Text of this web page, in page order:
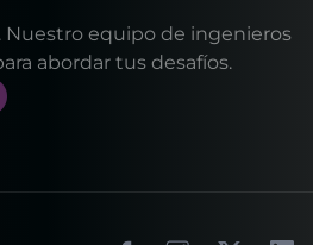
Nuestro equipo de ingenieros
abordar tus desafíos.